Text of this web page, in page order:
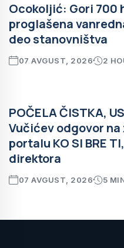
Ocokoljić: Gori 700
proglašena
deo stanovništva
07 AVGUST, 2026 2
POČELA ČISTKA,
Vučićev odgovor
portalu KO SI BRE
direktora
07 AVGUST, 2026 5